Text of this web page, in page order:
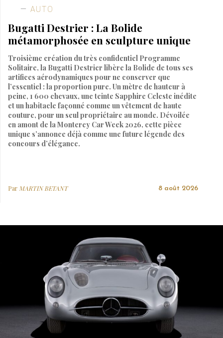
AUTO
Bugatti Destrier : La Bolide
métamorphosée en sculpture unique
Troisième création du très confidentiel Programme
Solitaire, la Bugatti Destrier libère la Bolide de tous ses
artifices aérodynamiques pour ne conserver que
l’essentiel : la proportion pure. Un mètre de hauteur à
peine, 1 600 chevaux, une teinte Sapphire Celeste inédite
et un habitacle façonné comme un vêtement de haute
couture, pour un seul propriétaire au monde. Dévoilée
en amont de la Monterey Car Week 2026, cette pièce
unique s’annonce déjà comme une future légende des
concours d’élégance.
ParMARTIN BETANT 8 août 2026